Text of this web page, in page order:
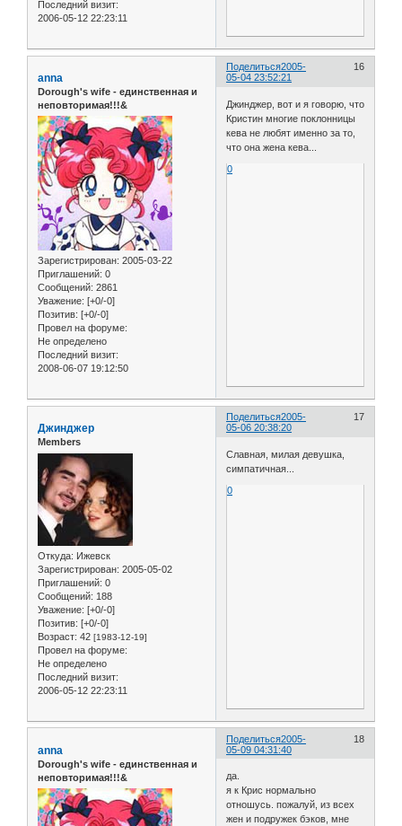
Последний визит:
2006-05-12 22:23:11
Поделиться 16
2005-
05-04 23:52:21
anna
Dorough's wife - единственная и
неповторимая!!!&
Зарегистрирован: 2005-03-22
Приглашений: 0
Сообщений: 2861
Уважение: [+0/-0]
Позитив: [+0/-0]
Провел на форуме:
Не определено
Последний визит:
2008-06-07 19:12:50
Джинджер, вот и я говорю, что
Кристин многие поклонницы
кева не любят именно за то,
что она жена кева...
0
Поделиться 17
2005-
05-06 20:38:20
Джинджер
Members
Откуда: Ижевск
Зарегистрирован: 2005-05-02
Приглашений: 0
Сообщений: 188
Уважение: [+0/-0]
Позитив: [+0/-0]
Возраст: 42 [1983-12-19]
Провел на форуме:
Не определено
Последний визит:
2006-05-12 22:23:11
Славная, милая девушка,
симпатичная...
0
Поделиться 18
2005-
05-09 04:31:40
anna
Dorough's wife - единственная и
неповторимая!!!&
да.
я к Крис нормально
отношусь. пожалуй, из всех
жен и подружек бэков, мне